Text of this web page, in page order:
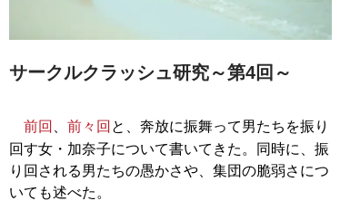
サークルクラッシュ研究～第4回～
前回 前々回 と、奔放に振舞って男たちを振り
回す女・加奈子について書いてきた。同時に、振
り回される男たちの愚かさや、集団の脆弱さにつ
いても述べた。